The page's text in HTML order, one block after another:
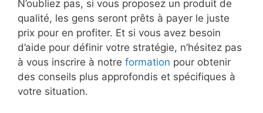
N’oubliez pas, si vous proposez un produit de
qualité, les gens seront prêts à payer le juste
prix pour en profiter. Et si vous avez besoin
d’aide pour définir votre stratégie, n’hésitez pas
à vous inscrire à notre formation pour obtenir
des conseils plus approfondis et spécifiques à
votre situation.